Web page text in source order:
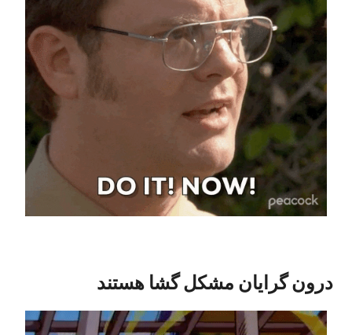
درون گرایان مشکل گشا هستند